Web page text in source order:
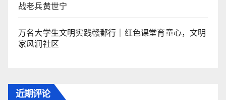
战老兵黄世宁
万名大学生文明实践赣鄱行｜红色课堂育童心，文明
家风润社区
近期评论